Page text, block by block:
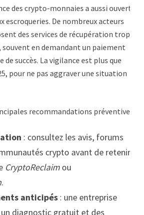
des crypto-monnaies a aussi ouvert
escroqueries. De nombreux acteurs
des services de récupération trop
souvent en demandant un paiement
succès. La vigilance est plus que
pour ne pas aggraver une situation
recommandations préventives :
: consultez les avis, forums
crypto avant de retenir
CryptoReclaim ou
.
anticipés : une entreprise
diagnostic gratuit et des